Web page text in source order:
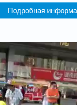
Подробная